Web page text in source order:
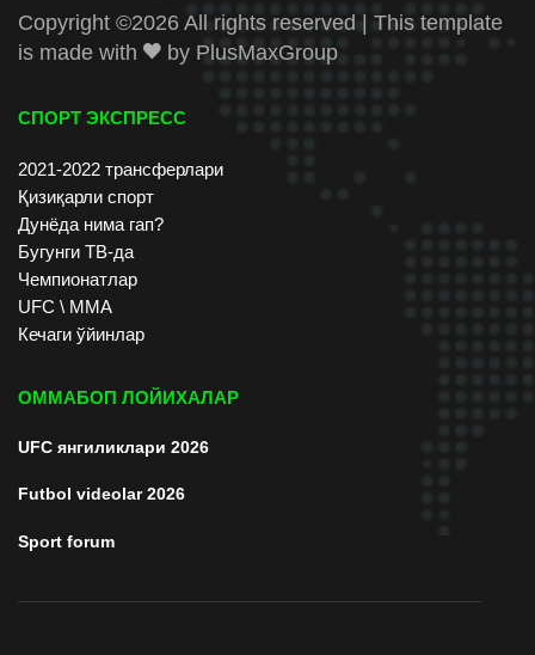
Copyright ©2026 All rights reserved | This template
is made with
by PlusMaxGroup
СПОРТ ЭКСПРЕСС
2021-2022 трансферлари
Қизиқарли спорт
Дунёда нима гап?
Бугунги ТВ-да
Чемпионатлар
UFC \ ММА
Кечаги ўйинлар
ОММАБОП ЛОЙИХАЛАР
UFC янгиликлари 2026
Futbol videolar 2026
Sport forum